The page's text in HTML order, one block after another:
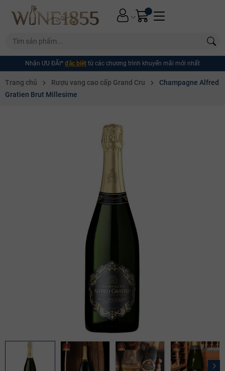
Nhận ƯU ĐÃI* đặc biệt từ các chương trình khuyến mãi mới nhất
Trang chủ Rượu vang cao cấp Grand Cru
Champagne Alfred
Gratien Brut Millesime